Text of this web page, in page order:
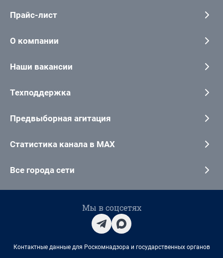
Прайс-лист
О компании
Наши вакансии
Техподдержка
Предвыборная агитация
Статистика канала в MAX
Все города сети
Мы в соцсетях
Контактные данные для Роскомнадзора и государственных органов